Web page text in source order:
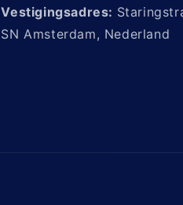
Vestigingsadres:
SN Amsterdam, Nederland